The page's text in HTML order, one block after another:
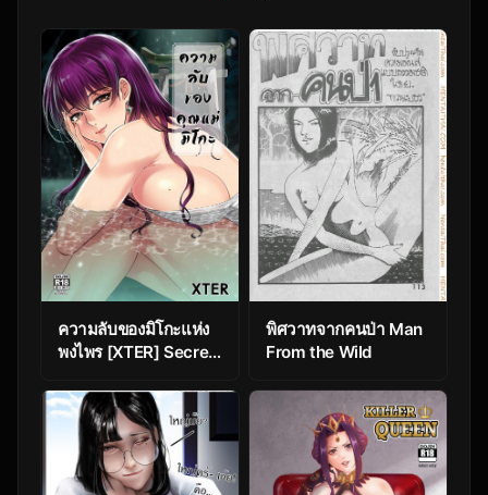
ความลับของมิโกะแห่ง
พงไพร [XTER] Secret
พิศวาทจากคนป่า Man
From the Wild